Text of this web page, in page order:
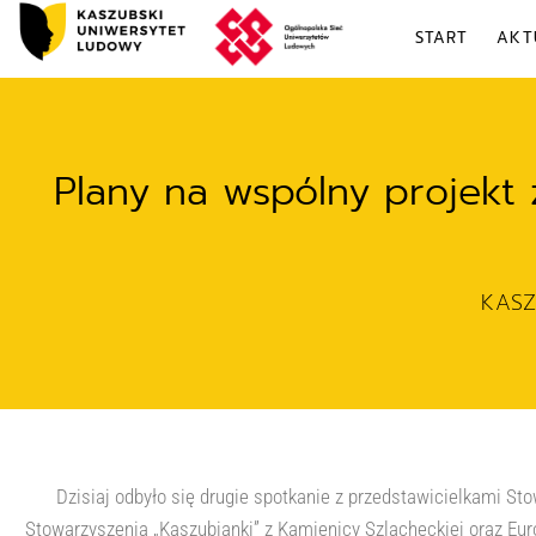
START
Plany na wspólny
Dzisiaj odbyło się drugie spotkanie z przedstawicielkami
Stowarzyszenia „Kaszubianki” z Kamienicy Szlacheckiej oraz